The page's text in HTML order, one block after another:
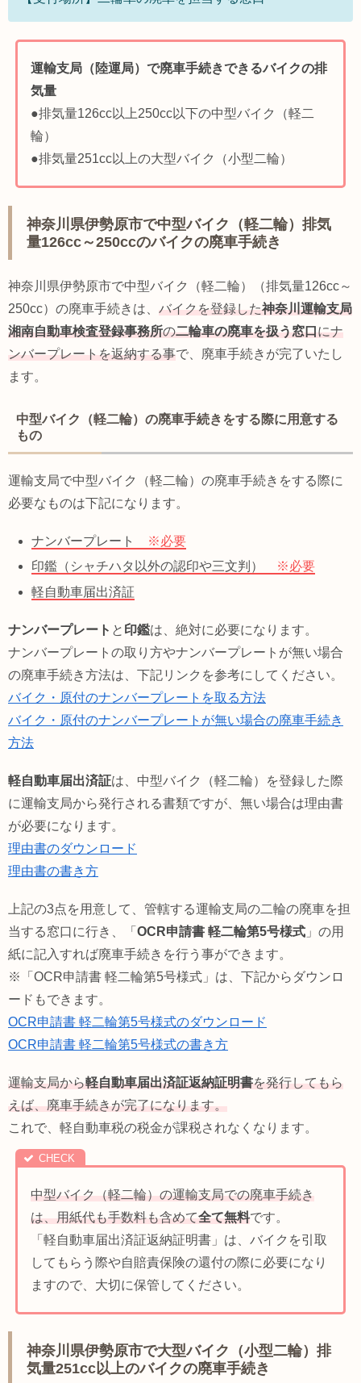
運輸支局（陸運局）で廃車手続きできるバイクの排
気量
●排気量126cc以上250cc以下の中型バイク（軽二
輪）
●排気量251cc以上の大型バイク（小型二輪）
神奈川県伊勢原市で中型バイク（軽二輪）排気
量126cc～250ccのバイクの廃車手続き
神奈川県伊勢原市で中型バイク（軽二輪）（排気量126cc～
250cc）の廃車手続きは、 バイクを登録した神奈川運輸支局
湘南自動車検査登録事務所の二輪車の廃車を扱う窓口にナ
ンバープレートを返納する事で、廃車手続きが完了いたし
ます。
中型バイク（軽二輪）の廃車手続きをする際に用意する
もの
運輸支局で中型バイク（軽二輪）の廃車手続きをする際に
必要なものは下記になります。
ナンバープレート
※必要
印鑑（シャチハタ以外の認印や三文判）
※必要
軽自動車届出済証
ナンバープレート と 印鑑は、絶対に必要になります。
ナンバープレートの取り方やナンバープレートが無い場合
の廃車手続き方法は、下記リンクを参考にしてください。
バイク・原付のナンバープレートを取る方法
バイク・原付のナンバープレートが無い場合の廃車手続き
方法
軽自動車届出済証は、中型バイク（軽二輪）を登録した際
に運輸支局から発行される書類ですが、無い場合は理由書
が必要になります。
理由書のダウンロード
理由書の書き方
上記の3点を用意して、管轄する運輸支局の二輪の廃車を担
当する窓口に行き、「 OCR申請書 軽二輪第5号様式 」の用
紙に記入すれば廃車手続きを行う事ができます。
※「OCR申請書 軽二輪第5号様式」は、下記からダウンロ
ードもできます。
OCR申請書 軽二輪第5号様式のダウンロード
OCR申請書 軽二輪第5号様式の書き方
運輸支局から軽自動車届出済証返納証明書を発行してもら
えば、廃車手続きが完了になります。
これで、軽自動車税の税金が課税されなくなります。
中型バイク（軽二輪）の運輸支局での廃車手続き
は、用紙代も手数料も含めて全て無料です。
「軽自動車届出済証返納証明書」は、バイクを引取
してもらう際や自賠責保険の還付の際に必要になり
ますので、大切に保管してください。
神奈川県伊勢原市で大型バイク（小型二輪）排
気量251cc以上のバイクの廃車手続き